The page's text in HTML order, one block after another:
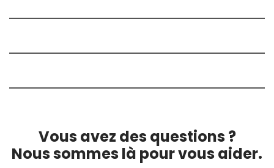
Vous avez des questions ?
Nous sommes là pour vous aider.